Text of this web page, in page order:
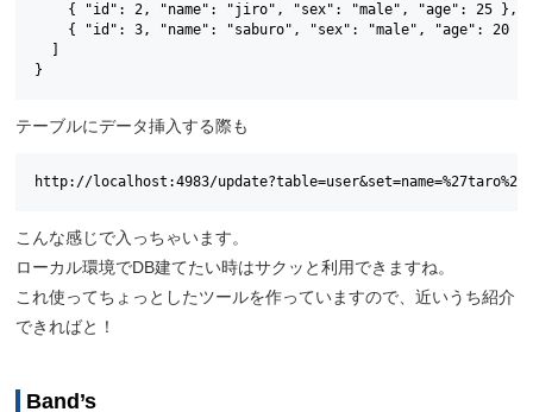
    { "id": 2, "name": "jiro", "sex": "male", "age": 25 },
    { "id": 3, "name": "saburo", "sex": "male", "age": 20 }
}
テーブルにデータ挿入する際も
http://localhost:4983/
こんな感じで入っちゃいます。
ローカル環境でDB建てたい時はサクッと利用できますね。
これ使ってちょっとしたツールを作っていますので、近いうち紹介
できればと！
Band’s